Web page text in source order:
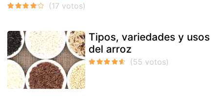
Tipos, variedades y usos
del arroz